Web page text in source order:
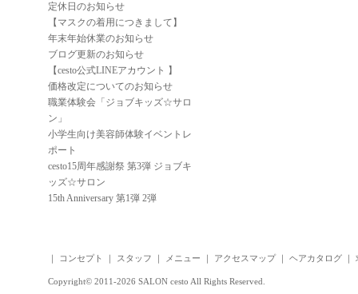
定休日のお知らせ
【マスクの着用につきまして】
年末年始休業のお知らせ
ブログ更新のお知らせ
【cesto公式LINEアカウント 】
価格改定についてのお知らせ
職業体験会「ジョブキッズ☆サロ
ン」
小学生向け美容師体験イベントレ
ポート
cesto15周年感謝祭 第3弾 ジョブキ
ッズ☆サロン
15th Anniversary 第1弾 2弾
コンセプト スタッフ メニュー アクセスマップ ヘアカタログ
Copyright© 2011-2026 SALON cesto All Rights Reserved.